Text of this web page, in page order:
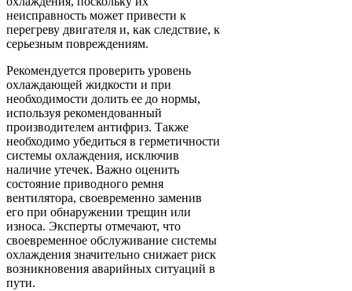
неисправность может привести к
перегреву двигателя и, как следствие, к
серьезным повреждениям.
Рекомендуется проверить уровень
охлаждающей жидкости и при
необходимости долить ее до нормы,
используя рекомендованный
производителем антифриз. Также
необходимо убедиться в герметичности
системы охлаждения, исключив
наличие утечек. Важно оценить
состояние приводного ремня
вентилятора, своевременно заменив
его при обнаружении трещин или
износа. Эксперты отмечают, что
своевременное обслуживание системы
охлаждения значительно снижает риск
возникновения аварийных ситуаций в
пути.